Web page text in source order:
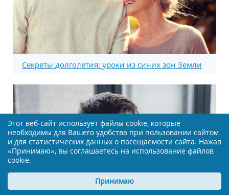
Секреты долголетия: уроки из синих зон Земли
Этот веб-сайт использует файлы cookie, которые
необходимы для Вашего удобства при пользовании сайтом
и для статистических данных о посещаемости сайта. Нажав
«Принимаю», вы соглашаетесь на использование файлов
cookie.
Принимаю